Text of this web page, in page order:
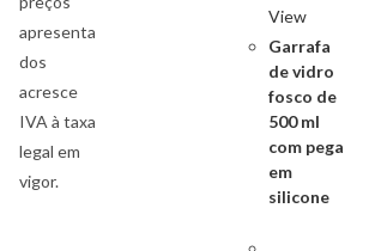
apresenta
dos
acresce
IVA à taxa
legal em
vigor.
View
Garrafa
de vidro
fosco de
500 ml
com pega
em
silicone